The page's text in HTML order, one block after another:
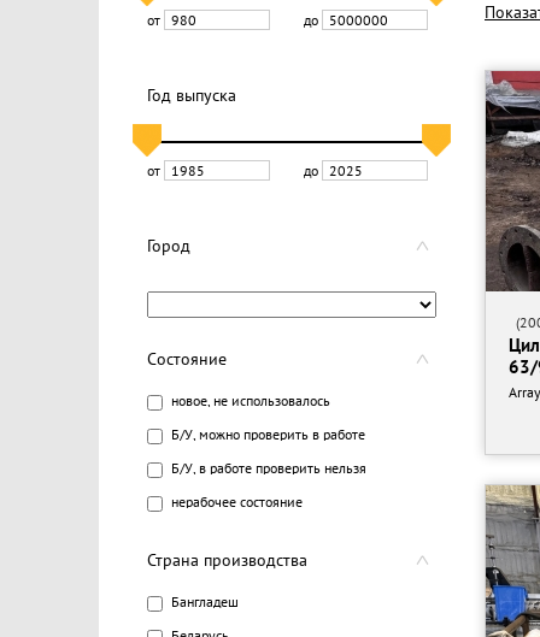
63/
Array
от до
Год выпуска
от до
Город
Состояние
новое, не использовалось
Б/У, можно проверить в работе
Б/У, в работе проверить нельзя
нерабочее состояние
Страна производства
Бангладеш